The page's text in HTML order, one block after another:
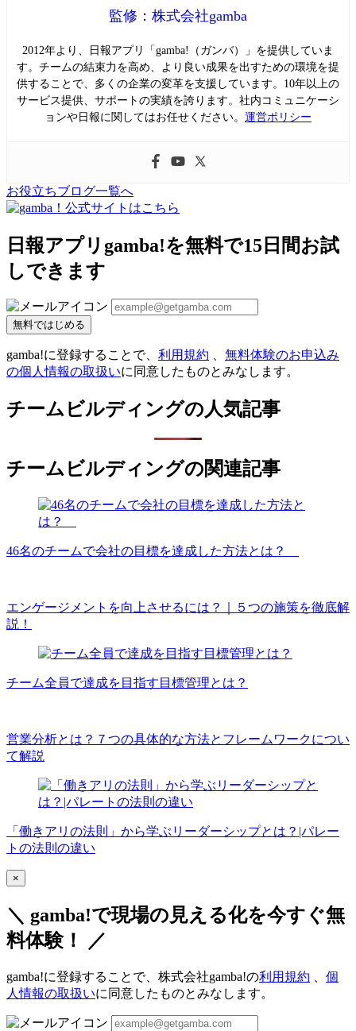
監修：株式会社gamba
2012年より、日報アプリ「gamba!（ガンバ）」を提供していま
す。チームの結束力を高め、より良い成果を出すための環境を提
供することで、多くの企業の変革を支援しています。10年以上の
サービス提供、サポートの実績を誇ります。社内コミュニケーシ
ョンや日報に関してはお任せください。 運営ポリシー
お役立ちブログ一覧へ
日報アプリgamba!を無料で15日間お試
しできます
無料ではじめる
gamba!に登録することで、 利用規約 、 無料体験のお申込み
の個人情報の取扱いに同意したものとみなします。
チームビルディングの人気記事
チームビルディングの関連記事
46名のチームで会社の目標を達成した方法とは？
エンゲージメントを向上させるには？｜５つの施策を徹底解
説！
チーム全員で達成を目指す目標管理とは？
営業分析とは？７つの具体的な方法とフレームワークについ
て解説
「働きアリの法則」から学ぶリーダーシップとは？|パレー
トの法則の違い
×
＼ gamba!で現場の見える化を今すぐ無
料体験！ ／
gamba!に登録することで、株式会社gamba!の利用規約
個
人情報の取扱いに同意したものとみなします。